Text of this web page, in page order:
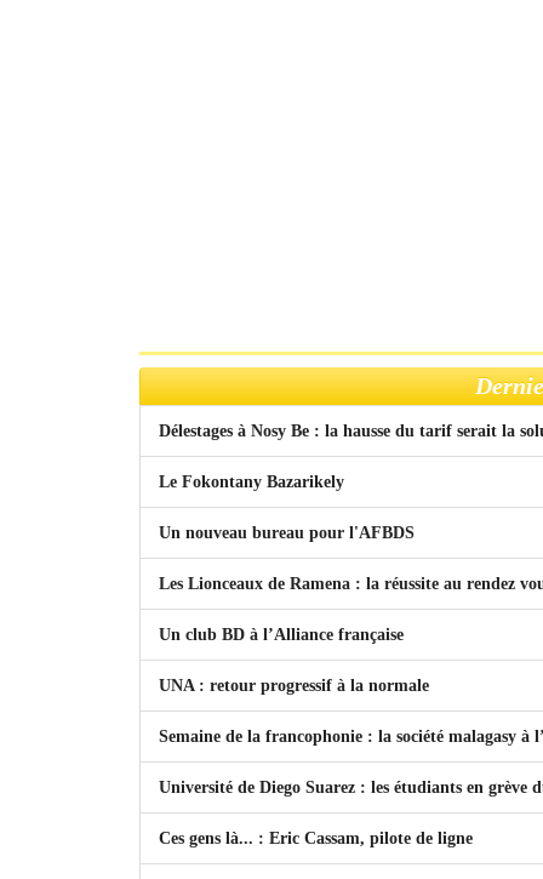
Délestages à Nosy Be : la hausse du tarif serait la
Le Fokontany Bazarikely
Un nouveau bureau pour l'AFBDS
Les Lionceaux de Ramena : la réussite au rendez
Un club BD à l’Alliance française
UNA : retour progressif à la normale
Semaine de la francophonie : la société malagasy à
Université de Diego Suarez : les étudiants en grève
Ces gens là... : Eric Cassam, pilote de ligne